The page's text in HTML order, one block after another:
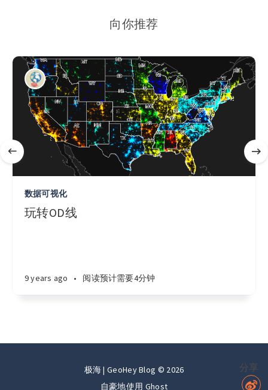
向你推荐
数据可视化
玩转OD线
9 years ago • 阅读预计需要4分钟
极海 | GeoHey Blog © 2026
自豪地使用 Ghost
分享